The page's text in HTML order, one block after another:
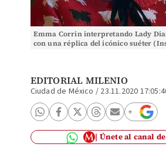
Emma Corrin interpretando Lady
con una réplica del icónico suéter
EDITORIAL MILENIO
Ciudad de México / 23.11.2020
Únete al canal